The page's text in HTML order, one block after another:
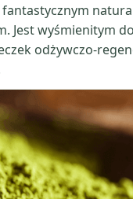
Jest wyśmienitym
odżywczo-